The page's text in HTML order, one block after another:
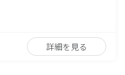
詳細を見る